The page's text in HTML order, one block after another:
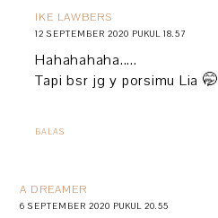
IKE LAWBERS
12 SEPTEMBER 2020 PUKUL 18.57
Hahahahaha.....
Tapi bsr jg y porsimu Lia 🤭
BALAS
A DREAMER
6 SEPTEMBER 2020 PUKUL 20.55